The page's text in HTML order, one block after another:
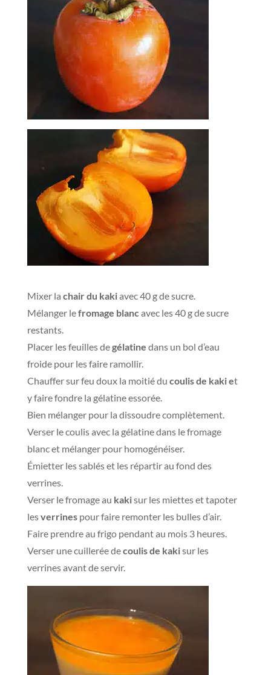
Mixer la chair du kakiavec 40 g de sucre.
Mélanger lefromage blancavec les 40 g de sucre
restants.
Placer les feuilles degélatine dans un bol d’eau
froide pour les faire ramollir.
Chauffer sur feu doux la moitié du coulis de kaki et
y faire fondre la gélatine essorée.
Bien mélanger pour la dissoudre complètement.
Verser le coulis avec la gélatine dans le fromage
blanc et mélanger pour homogénéiser.
Émietter les sablés et les répartir au fond des
verrines.
Verser le fromage au kakisur les miettes et tapoter
lesverrinespour faire remonter les bulles d’air.
Faire prendre au frigo pendant au mois 3 heures.
Verser une cuillerée decoulis de kakisur les
verrines avant de servir.